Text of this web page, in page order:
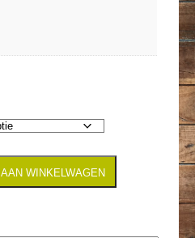
WINKELWAGEN